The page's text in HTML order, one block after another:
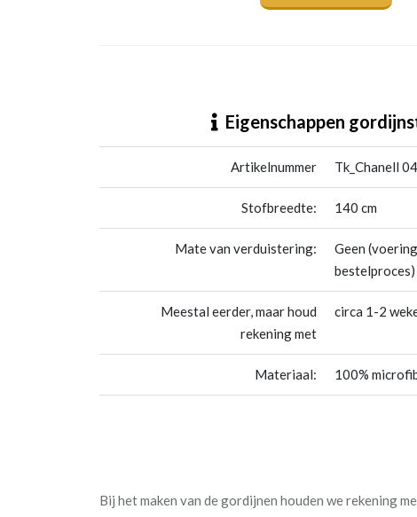
Eigenschappen
Artikelnummer Tk_Chanell
Stofbreedte: 140 cm
Mate van verduistering:
Geen
bestelproces)
Meestal eerder, maar houd
rekening met
circa 1-2
Materiaal: 100%
Bij het maken van de gordijnen houden we rekening